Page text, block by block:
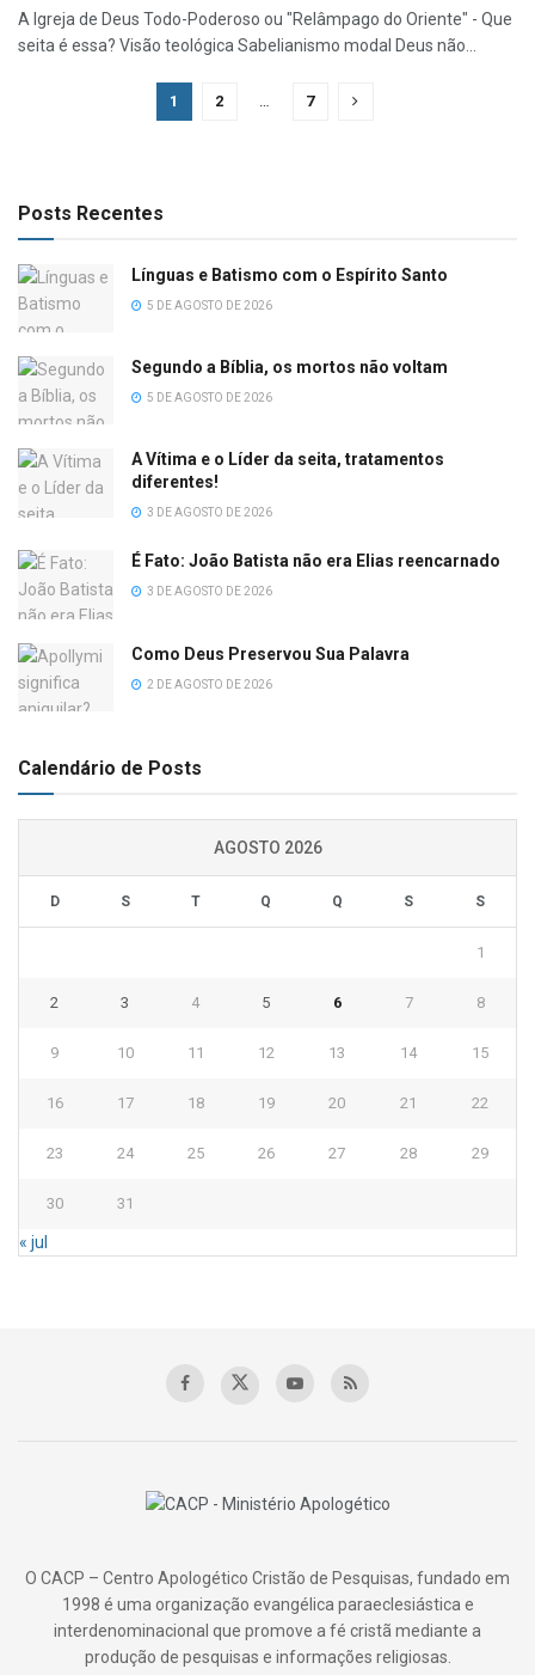
A Igreja de Deus Todo-Poderoso ou "Relâmpago do Oriente" - Que
seita é essa? Visão teológica Sabelianismo modal Deus não...
1 2 … 7
Posts Recentes
Línguas e Batismo com o Espírito Santo
5 DE AGOSTO DE 2026
Segundo a Bíblia, os mortos não voltam
5 DE AGOSTO DE 2026
A Vítima e o Líder da seita, tratamentos
diferentes!
3 DE AGOSTO DE 2026
É Fato: João Batista não era Elias reencarnado
3 DE AGOSTO DE 2026
Como Deus Preservou Sua Palavra
2 DE AGOSTO DE 2026
Calendário de Posts
AGOSTO 2026
D S T Q Q S S
1
2 3 4 5 6 7 8
9 10 11 12 13 14 15
16 17 18 19 20 21 22
23 24 25 26 27 28 29
30 31
« jul
O CACP – Centro Apologético Cristão de Pesquisas, fundado em
1998 é uma organização evangélica paraeclesiástica e
interdenominacional que promove a fé cristã mediante a
produção de pesquisas e informações religiosas.